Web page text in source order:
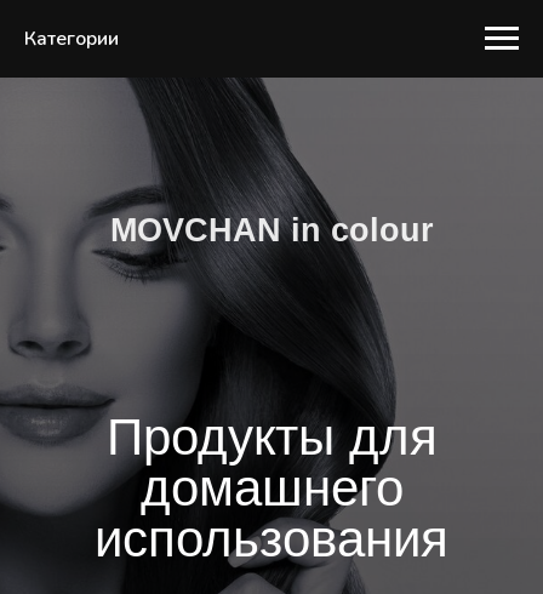
Категории
MOVCHAN in colour
Продукты для
домашнего
использования